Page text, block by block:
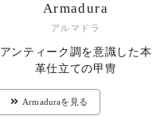
Armadura
アルマドラ
アンティーク調を意識した本
革仕立ての甲冑
Armaduraを見る